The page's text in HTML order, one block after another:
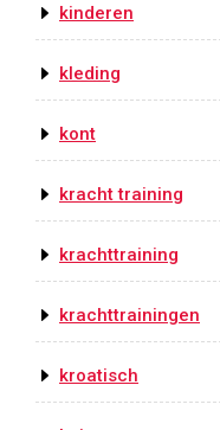
kinderen
kleding
kont
kracht training
krachttraining
krachttrainingen
kroatisch